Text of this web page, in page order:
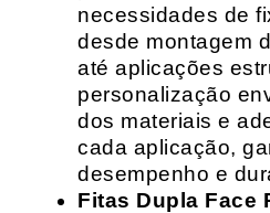
necessidades de
desde montagem
até aplicações
personalização
dos materiais e
cada aplicação,
desempenho e
Fitas Dupla Face